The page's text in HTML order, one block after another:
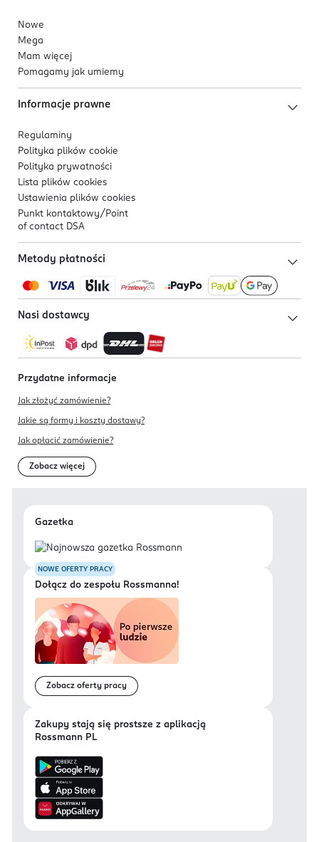
Nowe
Mega
Mam więcej
Pomagamy jak umiemy
Informacje prawne
Regulaminy
Polityka plików cookie
Polityka prywatności
Lista plików cookies
Ustawienia plików cookies
Punkt kontaktowy/ Point
of contact DSA
Metody płatności
Nasi dostawcy
Przydatne informacje
Jak złożyć zamówienie?
Jakie są formy i koszty dostawy?
Jak opłacić zamówienie?
Zobacz więcej
Gazetka
NOWE OFERTY PRACY
Dołącz do zespołu Rossmanna!
Zobacz oferty pracy
Zakupy stają się prostsze z aplikacją
Rossmann PL